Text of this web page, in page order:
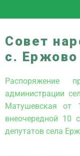
Совет
с. Ержово
Распоряжение
администрации
Матушевская
внеочередной 10
депутатов села